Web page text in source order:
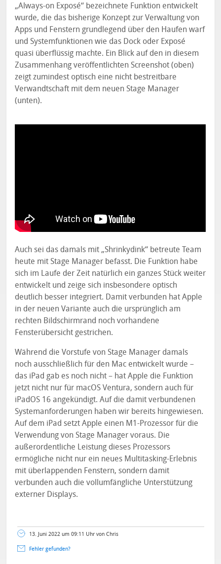
„Always-on Exposé“ bezeichnete Funktion entwickelt
wurde, die das bisherige Konzept zur Verwaltung von
Apps und Fenstern grundlegend über den Haufen warf
und Systemfunktionen wie das Dock oder Exposé
quasi überflüssig machte. Ein Blick auf den in diesem
Zusammenhang veröffentlichten Screenshot (oben)
zeigt zumindest optisch eine nicht bestreitbare
Verwandtschaft mit dem neuen Stage Manager
(unten).
Auch sei das damals mit „Shrinkydink“ betreute Team
heute mit Stage Manager befasst. Die Funktion habe
sich im Laufe der Zeit natürlich ein ganzes Stück weiter
entwickelt und zeige sich insbesondere optisch
deutlich besser integriert. Damit verbunden hat Apple
in der neuen Variante auch die ursprünglich am
rechten Bildschirmrand noch vorhandene
Fensterübersicht gestrichen.
Während die Vorstufe von Stage Manager damals
noch ausschließlich für den Mac entwickelt wurde –
das iPad gab es noch nicht – hat Apple die Funktion
jetzt nicht nur für macOS Ventura, sondern auch für
iPadOS 16 angekündigt. Auf die damit verbundenen
Systemanforderungen haben wir bereits hingewiesen.
Auf dem iPad setzt Apple einen M1-Prozessor für die
Verwendung von Stage Manager voraus. Die
außerordentliche Leistung dieses Prozessors
ermögliche nicht nur ein neues Multitasking-Erlebnis
mit überlappenden Fenstern, sondern damit
verbunden auch die vollumfängliche Unterstützung
externer Displays.
13. Juni 2022 um 09:11 Uhr von Chris
Fehler gefunden?